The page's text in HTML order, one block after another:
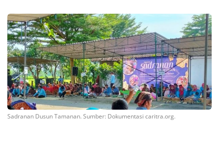
View
Larger
Image
Sadranan Dusun Tamanan. Sumber: Dokumentasi caritra.org.